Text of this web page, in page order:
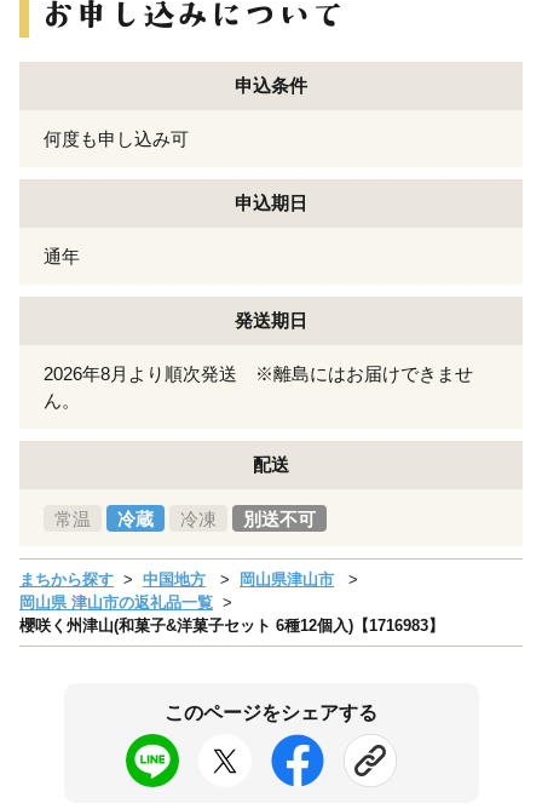
申込条件
何度も申し込み可
申込期日
通年
発送期日
2026年8月より順次発送 ※離島にはお届けできませ
ん。
配送
常温 冷蔵 冷凍 別送不可
まちから探す 中国地方
岡山県津山市
岡山県 津山市の返礼品一覧
櫻咲く州津山(和菓子&洋菓子セット 6種12個入)【1716983】
このページをシェアする